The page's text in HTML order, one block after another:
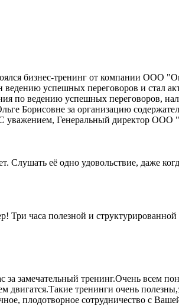
бизнес-тренинг от компании ООО
успешных переговоров и стал
по ведению успешных переговоров,
Борисовне за организацию
С уважением, Генеральный
её одно удовольствие, даже
Три часа полезной и
замечательный тренинг.Очень всем
тренинги очень
плодотворное сотрудничество с